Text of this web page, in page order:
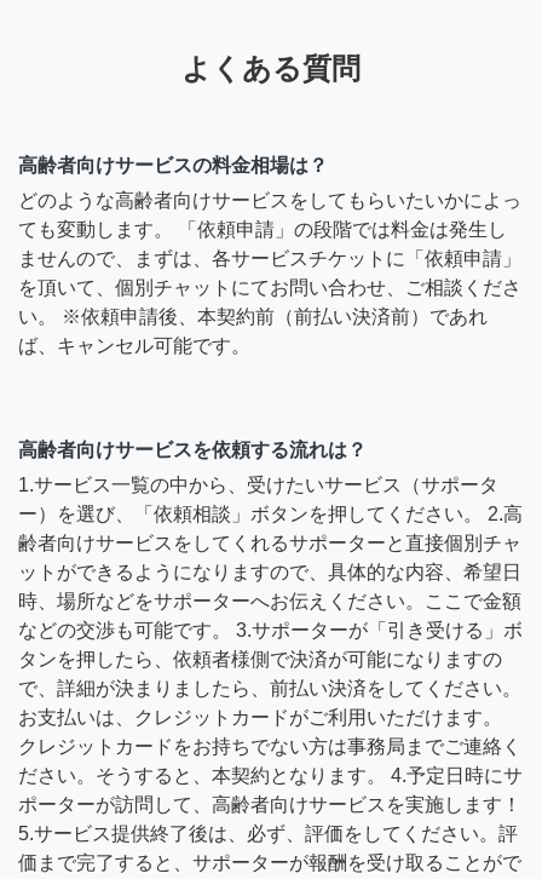
よくある質問
高齢者向けサービスの料金相場は？
どのような高齢者向けサービスをしてもらいたいかによっ
ても変動します。 「依頼申請」の段階では料金は発生し
ませんので、まずは、各サービスチケットに「依頼申請」
を頂いて、個別チャットにてお問い合わせ、ご相談くださ
い。 ※依頼申請後、本契約前（前払い決済前）であれ
ば、キャンセル可能です。
高齢者向けサービスを依頼する流れは？
1.サービス一覧の中から、受けたいサービス（サポータ
ー）を選び、「依頼相談」ボタンを押してください。 2.高
齢者向けサービスをしてくれるサポーターと直接個別チャ
ットができるようになりますので、具体的な内容、希望日
時、場所などをサポーターへお伝えください。ここで金額
などの交渉も可能です。 3.サポーターが「引き受ける」ボ
タンを押したら、依頼者様側で決済が可能になりますの
で、詳細が決まりましたら、前払い決済をしてください。
お支払いは、クレジットカードがご利用いただけます。
クレジットカードをお持ちでない方は事務局までご連絡く
ださい。そうすると、本契約となります。 4.予定日時にサ
ポーターが訪問して、高齢者向けサービスを実施します！
5.サービス提供終了後は、必ず、評価をしてください。評
価まで完了すると、サポーターが報酬を受け取ることがで